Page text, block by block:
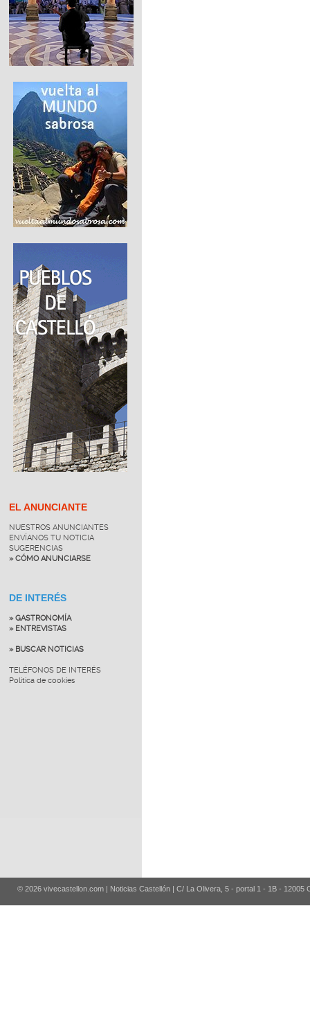
EL ANUNCIANTE
NUESTROS ANUNCIANTES
ENVÍANOS TU NOTICIA
SUGERENCIAS
» CÓMO ANUNCIARSE
DE INTERÉS
» GASTRONOMÍA
» ENTREVISTAS
» BUSCAR NOTICIAS
TELÉFONOS DE INTERÉS
Política de cookies
© 2026 vivecastellon.com | Noticias Castellón | C/ La Olivera, 5 - portal 1 - 1B - 12005